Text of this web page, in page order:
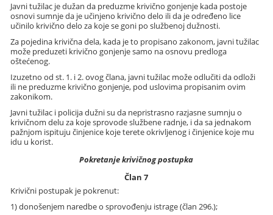
Javni tužilac je dužan da preduzme krivično gonjenje kada postoje
osnovi sumnje da je učinjeno krivično delo ili da je određeno lice
učinilo krivično delo za koje se goni po službenoj dužnosti.
Za pojedina krivična dela, kada je to propisano zakonom, javni tužilac
može preduzeti krivično gonjenje samo na osnovu predloga
oštećenog.
Izuzetno od st. 1. i 2. ovog člana, javni tužilac može odlučiti da odloži
ili ne preduzme krivično gonjenje, pod uslovima propisanim ovim
zakonikom.
Javni tužilac i policija dužni su da nepristrasno razjasne sumnju o
krivičnom delu za koje sprovode službene radnje, i da sa jednakom
pažnjom ispituju činjenice koje terete okrivljenog i činjenice koje mu
idu u korist.
Pokretanje krivičnog postupka
Član 7
Krivični postupak je pokrenut:
1) donošenjem naredbe o sprovođenju istrage (član 296.);